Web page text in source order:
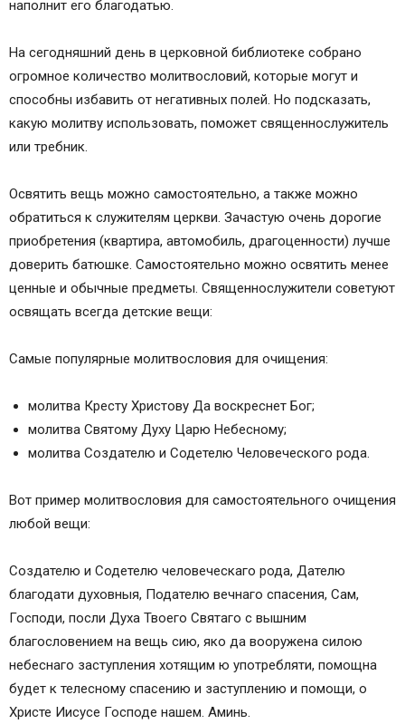
наполнит его благодатью.
На сегодняшний день в церковной библиотеке собрано
огромное количество молитвословий, которые могут и
способны избавить от негативных полей. Но подсказать,
какую молитву использовать, поможет священнослужитель
или требник.
Освятить вещь можно самостоятельно, а также можно
обратиться к служителям церкви. Зачастую очень дорогие
приобретения (квартира, автомобиль, драгоценности) лучше
доверить батюшке. Самостоятельно можно освятить менее
ценные и обычные предметы. Священнослужители советуют
освящать всегда детские вещи:
Самые популярные молитвословия для очищения:
молитва Кресту Христову Да воскреснет Бог;
молитва Святому Духу Царю Небесному;
молитва Создателю и Содетелю Человеческого рода.
Вот пример молитвословия для самостоятельного очищения
любой вещи:
Создателю и Содетелю человеческаго рода, Дателю
благодати духовныя, Подателю вечнаго спасения, Сам,
Господи, посли Духа Твоего Святаго с вышним
благословением на вещь сию, яко да вооружена силою
небеснаго заступления хотящим ю употребляти, помощна
будет к телесному спасению и заступлению и помощи, о
Христе Иисусе Господе нашем. Аминь.